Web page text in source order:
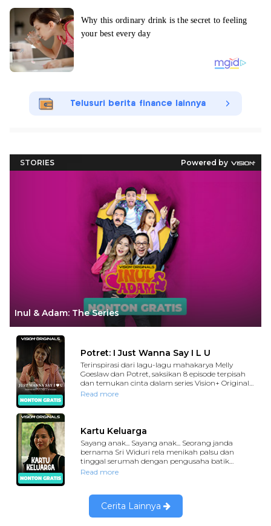
Telusuri berita finance lainnya